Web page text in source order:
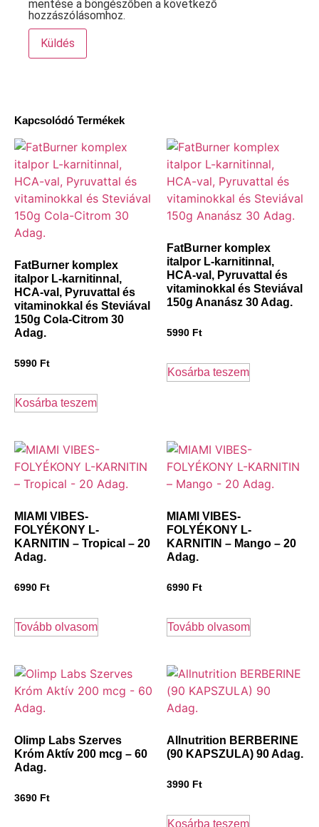
Kapcsolódó Termékek
FatBurner komplex
italpor L-karnitinnal,
HCA-val, Pyruvattal és
vitaminokkal és Steviával
150g Cola-Citrom 30
Adag.
5990 Ft
Kosárba teszem
FatBurner komplex
italpor L-karnitinnal,
HCA-val, Pyruvattal és
vitaminokkal és Steviával
150g Ananász 30 Adag.
5990 Ft
Kosárba teszem
MIAMI VIBES-
FOLYÉKONY L-
KARNITIN – Tropical – 20
Adag.
6990 Ft
Tovább olvasom
MIAMI VIBES-
FOLYÉKONY L-
KARNITIN – Mango – 20
Adag.
6990 Ft
Tovább olvasom
Olimp Labs Szerves
Króm Aktív 200 mcg – 60
Adag.
3690 Ft
Allnutrition BERBERINE
(90 KAPSZULA) 90 Adag.
3990 Ft
Kosárba teszem
mentése a böngészőben a következő
hozzászólásomhoz.